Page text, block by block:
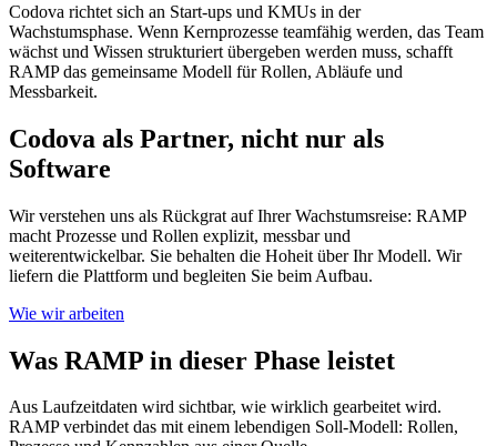
Codova richtet sich an Start-ups und KMUs in der
Wachstumsphase. Wenn Kernprozesse teamfähig werden, das Team
wächst und Wissen strukturiert übergeben werden muss, schafft
RAMP das gemeinsame Modell für Rollen, Abläufe und
Messbarkeit.
Codova als Partner, nicht nur als
Software
Wir verstehen uns als Rückgrat auf Ihrer Wachstumsreise: RAMP
macht Prozesse und Rollen explizit, messbar und
weiterentwickelbar. Sie behalten die Hoheit über Ihr Modell. Wir
liefern die Plattform und begleiten Sie beim Aufbau.
Wie wir arbeiten
Was RAMP in dieser Phase leistet
Aus Laufzeitdaten wird sichtbar, wie wirklich gearbeitet wird.
RAMP verbindet das mit einem lebendigen Soll-Modell: Rollen,